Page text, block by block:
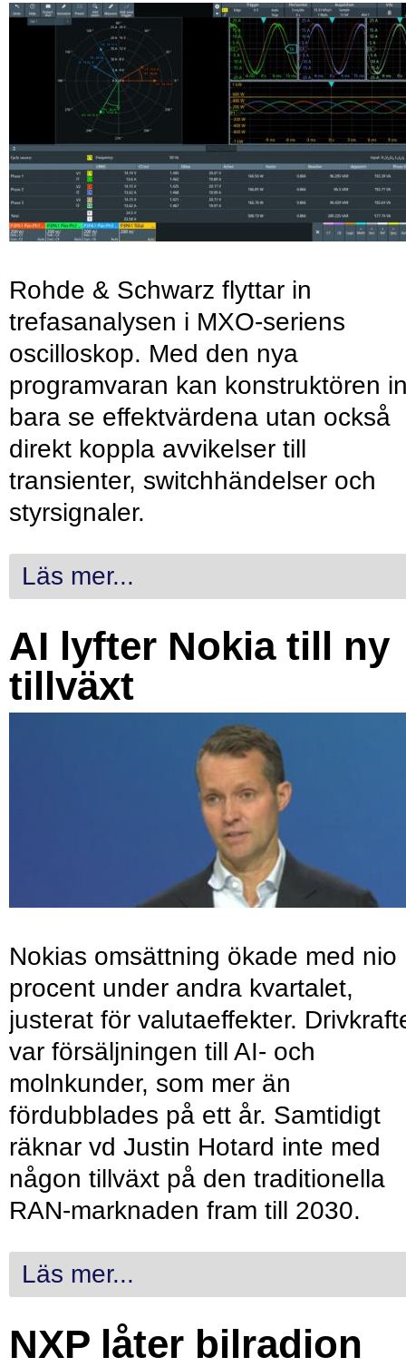
Rohde & Schwarz flyttar in
trefasanalysen i MXO-seriens
oscilloskop. Med den nya
programvaran kan konstruktören
bara se effektvärdena utan också
direkt koppla avvikelser till
transienter, switchhändelser och
styrsignaler.
Läs mer...
AI lyfter Nokia till ny
tillväxt
Nokias omsättning ökade med nio
procent under andra kvartalet,
justerat för valutaeffekter.
var försäljningen till AI- och
molnkunder, som mer än
fördubblades på ett år. Samtidigt
räknar vd Justin Hotard inte med
någon tillväxt på den traditionella
RAN-marknaden fram till 2030.
Läs mer...
NXP låter bilradion